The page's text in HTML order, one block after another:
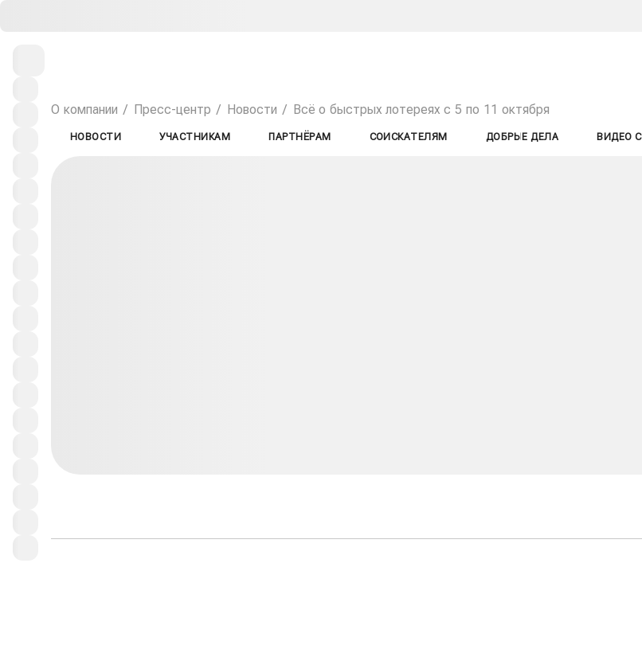
О компании Пресс-центр Новости Всё о быстрых лотереях с 5 по 11 октября
НОВОСТИ УЧАСТНИКАМ ПАРТНЁРАМ СОИСКАТЕЛЯМ ДОБРЫЕ ДЕЛА ВИДЕО